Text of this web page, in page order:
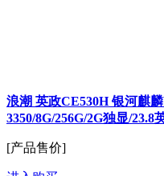
浪潮 英政CE530H 银河麒
3350/8G/256G/2G独显/23.8
[产品售价]